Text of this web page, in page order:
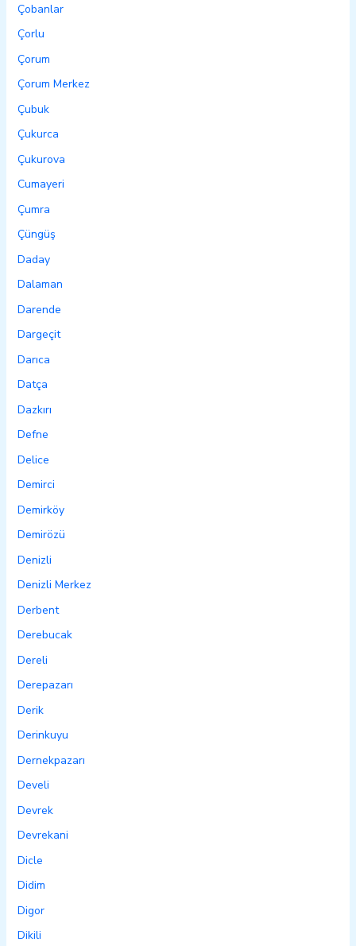
Çobanlar
Çorlu
Çorum
Çorum Merkez
Çubuk
Çukurca
Çukurova
Cumayeri
Çumra
Çüngüş
Daday
Dalaman
Darende
Dargeçit
Darıca
Datça
Dazkırı
Defne
Delice
Demirci
Demirköy
Demirözü
Denizli
Denizli Merkez
Derbent
Derebucak
Dereli
Derepazarı
Derik
Derinkuyu
Dernekpazarı
Develi
Devrek
Devrekani
Dicle
Didim
Digor
Dikili